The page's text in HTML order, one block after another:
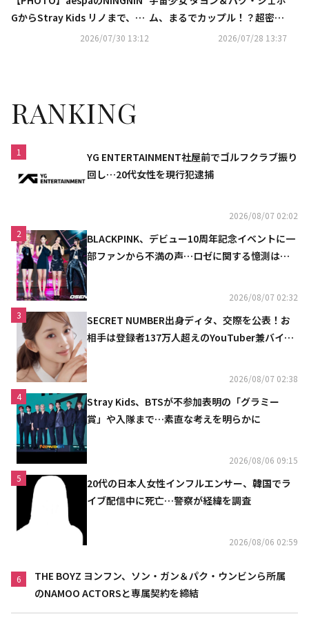
GからStray Kids リノまで、ブ
ランド「GUCCI」のイベントに
2026/07/30 13:12
ム、まるでカップル！？超密着
ショット公開にファン驚き
2026/07/28 13:37
RANKING
1
YG ENTERTAINMENT社屋前でゴルフクラブ振り
回し…20代女性を現行犯逮捕
2026/08/07 02:02
2
BLACKPINK、デビュー10周年記念イベントに一
部ファンから不満の声…ロゼに関する憶測は否
2026/08/07 02:32
3
SECRET NUMBER出身ディタ、交際を公表！お
相手は登録者137万人超えのYouTuber兼バイオ
2026/08/07 02:38
4
Stray Kids、BTSが不参加表明の「グラミー
賞」や入隊まで…素直な考えを明らかに
2026/08/06 09:15
5
20代の日本人女性インフルエンサー、韓国でラ
イブ配信中に死亡…警察が経緯を調査
2026/08/06 02:59
6
THE BOYZ ヨンフン、ソン・ガン＆パク・ウンビンら所属
のNAMOO ACTORSと専属契約を締結